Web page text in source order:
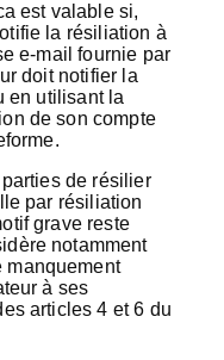
est valable si,
la résiliation à
e-mail fournie par
doit notifier la
en utilisant la
de son compte
de résilier
par résiliation
grave reste
notamment
manquement
à ses
articles 4 et 6 du